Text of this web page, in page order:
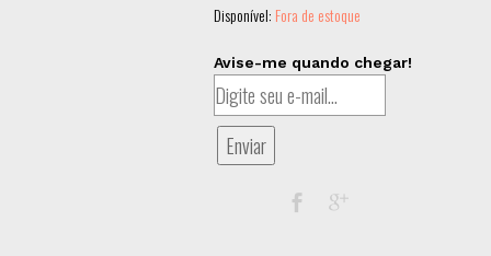
Disponível: Fora de estoque
Avise-me quando chegar!
Enviar